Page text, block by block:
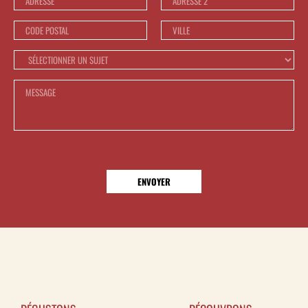
Confit de canard
Confit de canard et pommes de terre à la
sarladaise